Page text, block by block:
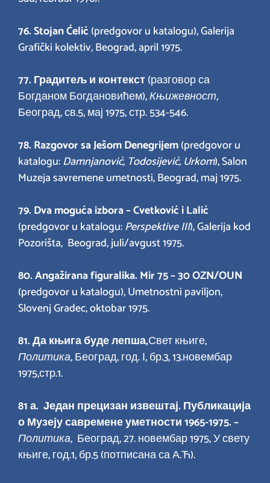
76.Stojan Ćelić (predgovor u katalogu), Galerija
Grafički kolektiv, Beograd, april 1975.
77. Градитељ и контекст(разговор са
Богданом Богдановићем),Књижевност,
Београд, св.5, мај 1975, стр. 534-546.
78. Razgovor sa Ješom Denegrijem(predgovor u
katalogu:Damnjanović, Todosijević, Urkom), Salon
Muzeja savremene umetnosti, Beograd, maj 1975.
79. Dva moguća izbora – Cvetković i Lalić
(predgovor u katalogu:Perspektive III), Galerija kod
Pozorišta, Beograd, juli/avgust 1975.
80. Angažirana figuralika. Mir 75 – 30 OZN/OUN
(predgovor u katalogu), Umetnostni paviljon,
Slovenj Gradec, oktobar 1975.
81.Да књига буде лепша,Свет књиге,
Политика,Београд, год. I, бр.3, 13.новембар
1975,стр.1.
81 а. Један прецизан извештај. Публикација
о Музеју савремене уметности 1965-1975. –
Политика, Београд, 27. новембар 1975, У свету
књиге, год.1, бр.5 (потписана са А.Ћ).